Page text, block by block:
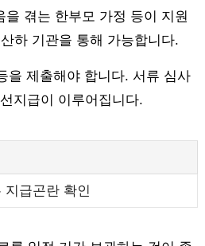
겪는 한부모 가정 등이 지원
하 기관을 통해 가능합니다.
을 제출해야 합니다. 서류 심사
지급이 이루어집니다.
지급곤란 확인